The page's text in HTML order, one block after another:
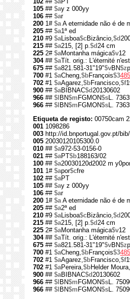
105 ## $ay z 000yy
106 ## $ar
200 1# $aA eternidade não é de
205 ## $a1ª ed
210 #9 $aLisboa$cBizâncio,$d
215 ## $a215, [2] p.$d24 cm
225 2# $aMontanha mágica$v12
304## $aTít. orig.: L'éternité
675 ## $a821.581-31"19"$vBN$z
700 #1 $aCheng,$bFrançois$3
702 #1 $aAgarez,$bFrancisco,$f
900 ## $aBIBNAC$d20130602
966 ## $l BN$m FGMON$sL.
966 ## $l BN$m FGMON$sL.
Etiqueta de registo: 00750cam
001 1098286
003 http://id.bnportugal.gov.pt/
005 20030120105300.0
010 ## $a972-53-0156-0
021 ## $aPT$b188163/02
100 ## $a20030120d2002 m
101 1# $apor$cfre
102 ## $aPT
105 ## $ay z 000yy
106 ## $ar
200 1# $aA eternidade não é de
205 ## $a2ª ed
210 #9 $aLisboa$cBizâncio,$d
215 ## $a215, [2] p.$d24 cm
225 2# $aMontanha mágica$v12
304## $aTít. orig.: L'éternité
675 ## $a821.581-31"19"$vBN$z
700 #1 $aCheng,$bFrançois$3
702 #1 $aAgarez,$bFrancisco,$f
702 #1 $aPereira,$bHelder Moura,
900 ## $aBIBNAC$d20130602
966 ## $l BN$m FGMON$sL.
966 ## $l BN$m FGMON$sL.